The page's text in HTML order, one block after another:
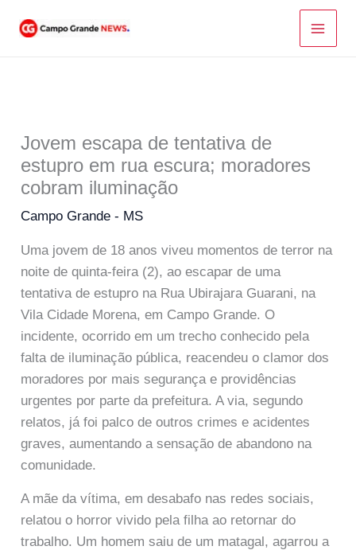
para
Jovem escapa de tentativa de
estupro em rua escura; moradores
cobram iluminação
Campo Grande - MS
Uma jovem de 18 anos viveu momentos de terror na
noite de quinta-feira (2), ao escapar de uma
tentativa de estupro na Rua Ubirajara Guarani, na
Vila Cidade Morena, em Campo Grande. O
incidente, ocorrido em um trecho conhecido pela
falta de iluminação pública, reacendeu o clamor dos
moradores por mais segurança e providências
urgentes por parte da prefeitura. A via, segundo
relatos, já foi palco de outros crimes e acidentes
graves, aumentando a sensação de abandono na
comunidade.
A mãe da vítima, em desabafo nas redes sociais,
relatou o horror vivido pela filha ao retornar do
trabalho. Um homem saiu de um matagal, agarrou a